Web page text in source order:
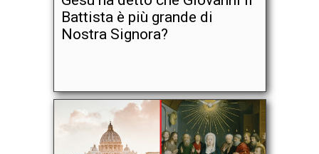
Battista è più grande di
Nostra Signora?